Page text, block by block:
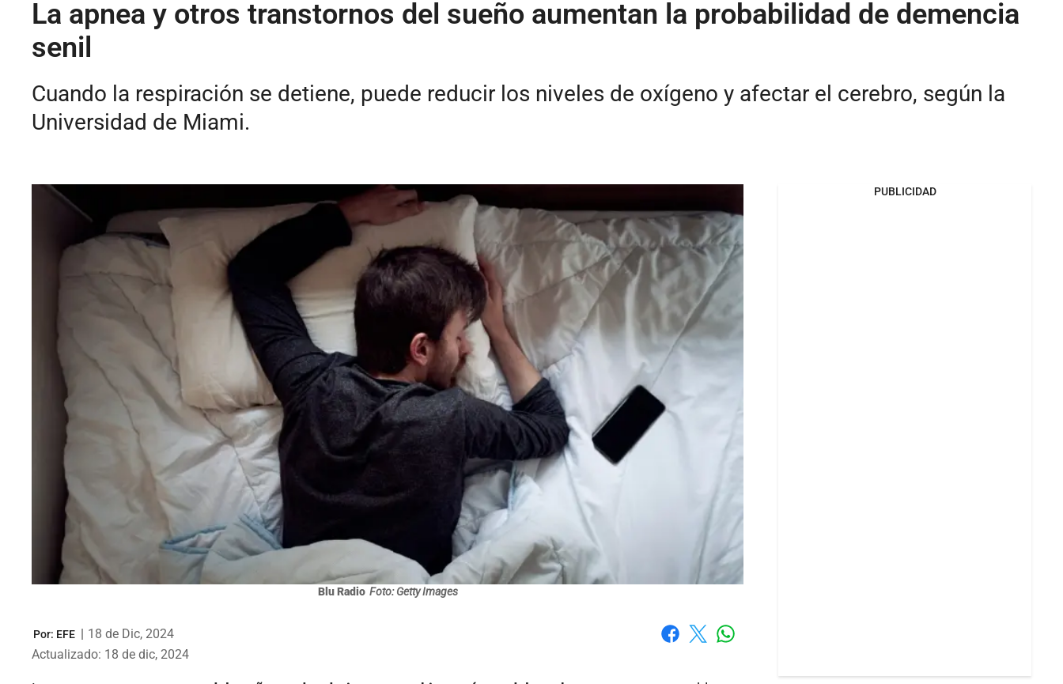
La apnea y otros transtornos del sueño aumentan la probabilidad de demencia
senil
Cuando la respiración se detiene, puede reducir los niveles de oxígeno y afectar el cerebro, según la
Universidad de Miami.
Blu Radio Foto: Getty Images
Por: EFE | 18 de Dic, 2024
Actualizado: 18 de dic, 2024
PUBLICIDAD